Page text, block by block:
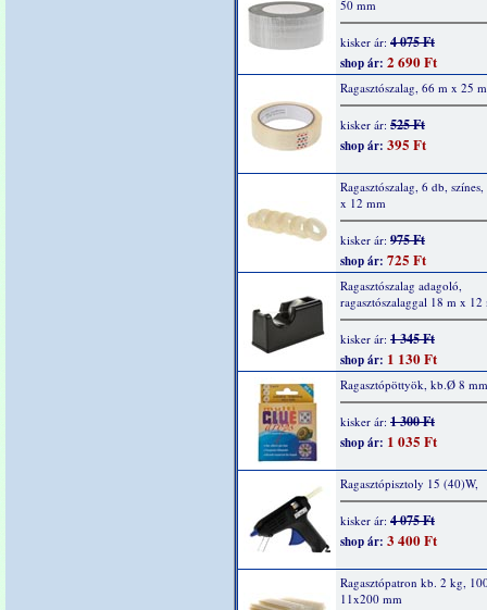
50 mm
kisker ár: 4 075 Ft
shop ár: 2 690 Ft
Ragasztószalag, 66 m x 25
kisker ár: 525 Ft
shop ár: 395 Ft
Ragasztószalag, 6 db,
x 12 mm
kisker ár: 975 Ft
shop ár: 725 Ft
Ragasztószalag adagoló,
ragasztószalaggal 18 m x 12
kisker ár: 1 345 Ft
shop ár: 1 130 Ft
Ragasztópöttyök, kb.Ø 8
kisker ár: 1 300 Ft
shop ár: 1 035 Ft
Ragasztópisztoly 15 (40)W,
kisker ár: 4 075 Ft
shop ár: 3 400 Ft
Ragasztópatron kb. 2 kg,
11x200 mm